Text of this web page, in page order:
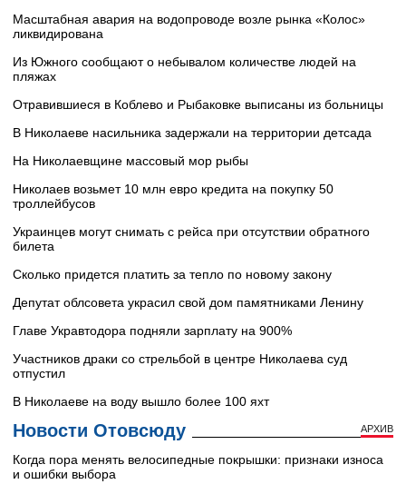
Масштабная авария на водопроводе возле рынка «Колос»
ликвидирована
Из Южного сообщают о небывалом количестве людей на
пляжах
Отравившиеся в Коблево и Рыбаковке выписаны из больницы
В Николаеве насильника задержали на территории детсада
На Николаевщине массовый мор рыбы
Николаев возьмет 10 млн евро кредита на покупку 50
троллейбусов
Украинцев могут снимать с рейса при отсутствии обратного
билета
Сколько придется платить за тепло по новому закону
Депутат облсовета украсил свой дом памятниками Ленину
Главе Укравтодора подняли зарплату на 900%
Участников драки со стрельбой в центре Николаева суд
отпустил
В Николаеве на воду вышло более 100 яхт
Новости Отовсюду АРХИВ
Когда пора менять велосипедные покрышки: признаки износа
и ошибки выбора